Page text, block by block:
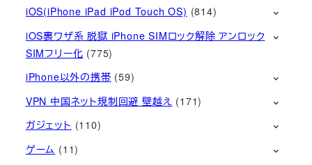
iOS(iPhone iPad iPod Touch OS) (814)
iOS裏ワザ系 脱獄 iPhone SIMロック解除 アンロック
SIMフリー化 (775)
iPhone以外の携帯 (59)
VPN 中国ネット規制回避 壁越え (171)
ガジェット (110)
ゲーム (11)